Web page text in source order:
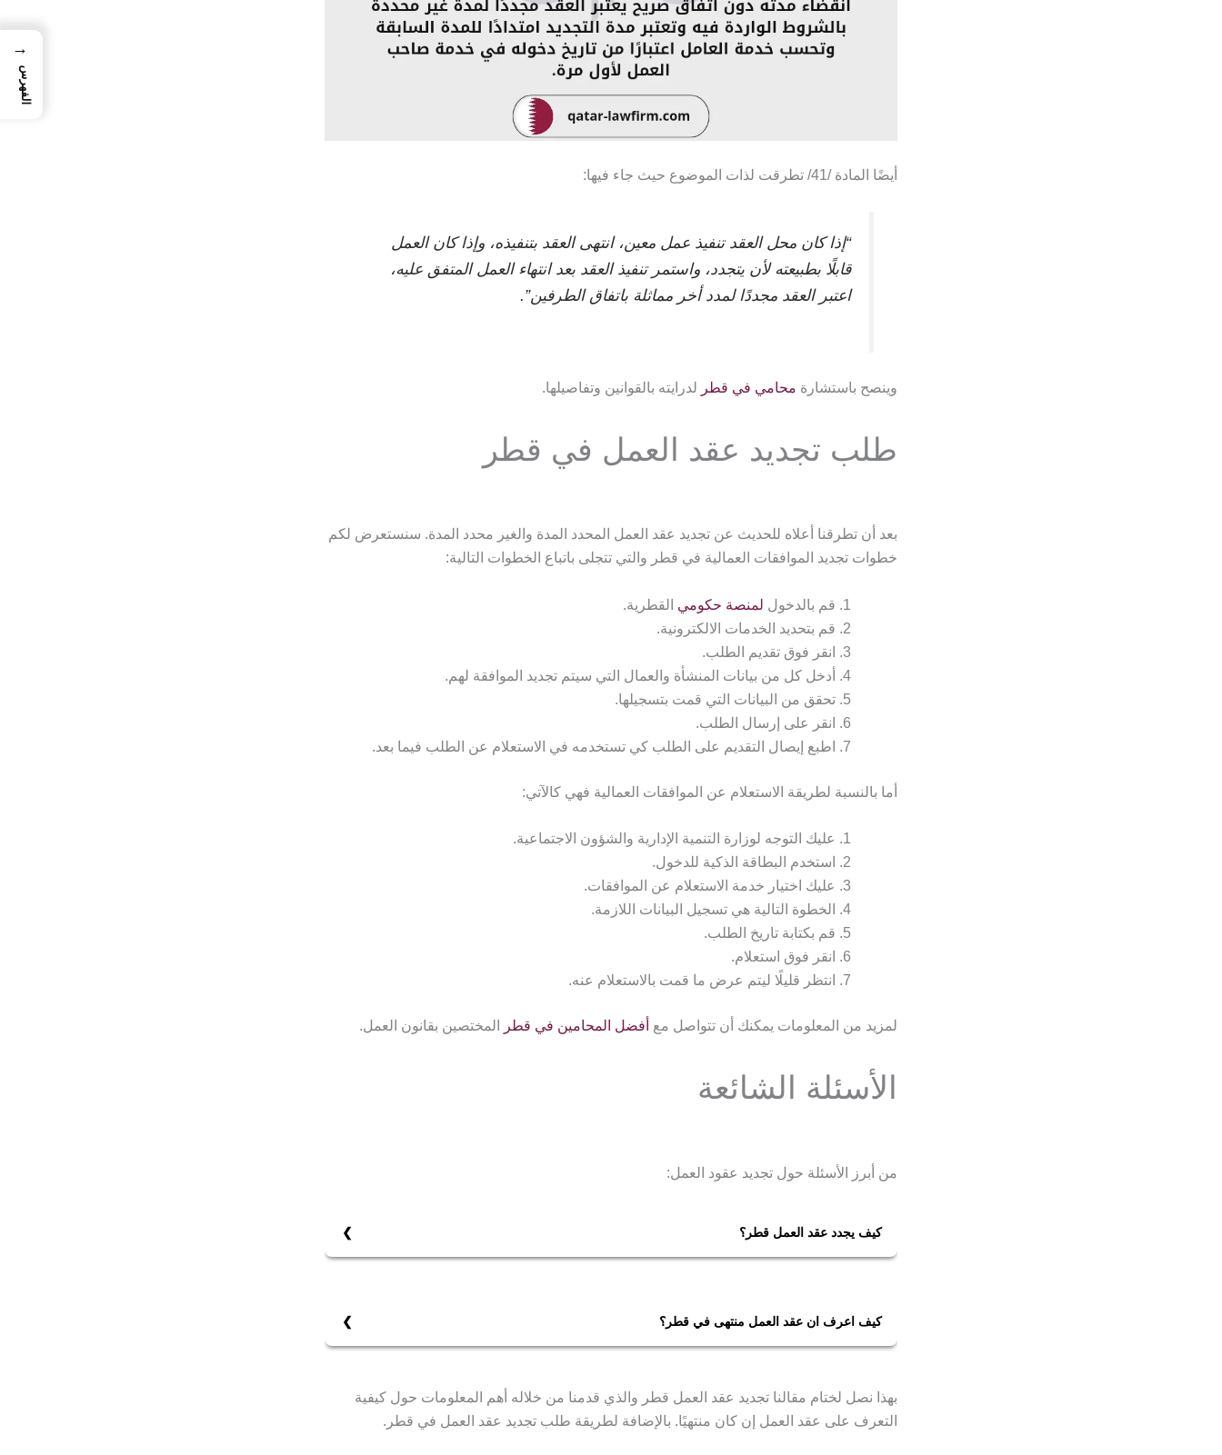
أيضًا المادة /41/ تطرقت لذات الموضوع حيث جاء فيها:
“إذا كان محل العقد تنفيذ عمل معين، انتهى العقد بتنفيذه، وإذا كان العمل
قابلًا بطبيعته لأن يتجدد، واستمر تنفيذ العقد بعد انتهاء العمل المتفق عليه،
اعتبر العقد مجددًا لمدد أخر مماثلة باتفاق الطرفين”.
وينصح باستشارة محامي في قطر لدرايته بالقوانين وتفاصيلها.
طلب تجديد عقد العمل في قطر
بعد أن تطرقنا أعلاه للحديث عن تجديد عقد العمل المحدد المدة والغير محدد المدة. سنستعرض لكم
خطوات تجديد الموافقات العمالية في قطر والتي تتجلى باتباع الخطوات التالية:
قم بالدخول لمنصة حكومي القطرية.
قم بتحديد الخدمات الالكترونية.
انقر فوق تقديم الطلب.
أدخل كل من بيانات المنشأة والعمال التي سيتم تجديد الموافقة لهم.
تحقق من البيانات التي قمت بتسجيلها.
انقر على إرسال الطلب.
اطبع إيصال التقديم على الطلب كي تستخدمه في الاستعلام عن الطلب فيما بعد.
أما بالنسبة لطريقة الاستعلام عن الموافقات العمالية فهي كالآتي:
عليك التوجه لوزارة التنمية الإدارية والشؤون الاجتماعية.
استخدم البطاقة الذكية للدخول.
عليك اختيار خدمة الاستعلام عن الموافقات.
الخطوة التالية هي تسجيل البيانات اللازمة.
قم بكتابة تاريخ الطلب.
انقر فوق استعلام.
انتظر قليلًا ليتم عرض ما قمت بالاستعلام عنه.
لمزيد من المعلومات يمكنك أن تتواصل مع أفضل المحامين في قطر المختصين بقانون العمل.
الأسئلة الشائعة
من أبرز الأسئلة حول تجديد عقود العمل:
كيف يجدد عقد العمل قطر؟
قانون العمل القطري.
كيف اعرف ان عقد العمل منتهى في قطر؟
هي انتظار رمز التحقق الذي سيصلك على هاتفك وإدخاله بالمكان المخصص وأخيرًا سيظهر لك
عقد عملك الموثق من الوزارة.
بهذا نصل لختام مقالنا تجديد عقد العمل قطر والذي قدمنا من خلاله أهم المعلومات حول كيفية
التعرف على عقد العمل إن كان منتهيًا. بالإضافة لطريقة طلب تجديد عقد العمل في قطر.
→
الفهرس